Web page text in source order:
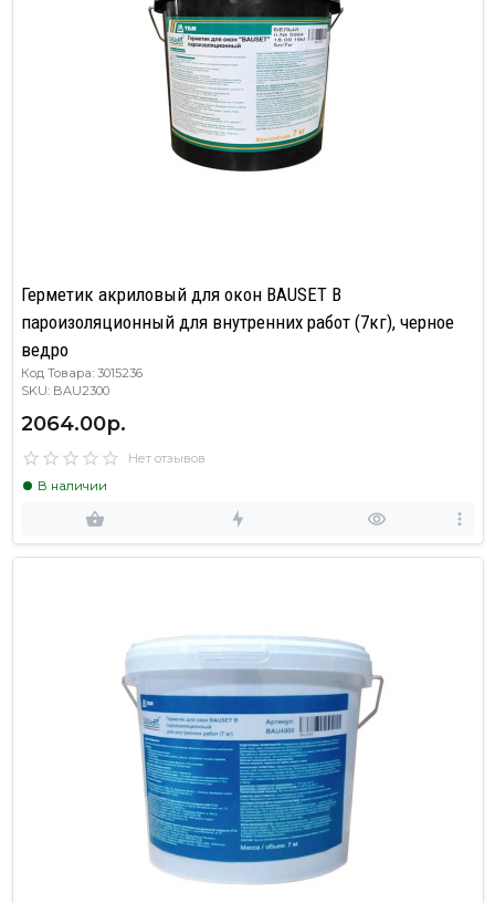
Герметик акриловый для окон BAUSET B
пароизоляционный для внутренних работ (7кг), черное
ведро
Код Товара: 3015236
SKU: BAU2300
2064.00р.
Нет отзывов
В наличии